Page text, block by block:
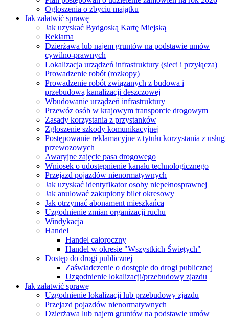
Ogłoszenia o zbyciu majątku
Jak załatwić sprawę
Jak uzyskać Bydgoską Kartę Miejską
Reklama
Dzierżawa lub najem gruntów na podstawie umów
cywilno-prawnych
Lokalizacja urządzeń infrastruktury (sieci i przyłącza)
Prowadzenie robót (rozkopy)
Prowadzenie robót związanych z budowa i
przebudową kanalizacji deszczowej
Wbudowanie urządzeń infrastruktury
Przewóz osób w krajowym transporcie drogowym
Zasady korzystania z przystanków
Zgłoszenie szkody komunikacyjnej
Postępowanie reklamacyjne z tytułu korzystania z usług
przewozowych
Awaryjne zajęcie pasa drogowego
Wniosek o udostępnienie kanału technologicznego
Przejazd pojazdów nienormatywnych
Jak uzyskać identyfikator osoby niepełnosprawnej
Jak anulować zakupiony bilet okresowy
Jak otrzymać abonament mieszkańca
Uzgodnienie zmian organizacji ruchu
Windykacja
Handel
Handel całoroczny
Handel w okresie "Wszystkich Świętych"
Dostęp do drogi publicznej
Zaświadczenie o dostępie do drogi publicznej
Uzgodnienie lokalizacji/przebudowy zjazdu
Jak załatwić sprawę
Uzgodnienie lokalizacji lub przebudowy zjazdu
Przejazd pojazdów nienormatywnych
Dzierżawa lub najem gruntów na podstawie umów